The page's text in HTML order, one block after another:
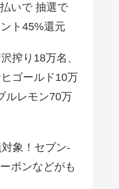
いで 抽選で
ト45%還元
搾り18万名、
ゴールド10万
ルレモン70万
象！セブン‐
ポンなどがも